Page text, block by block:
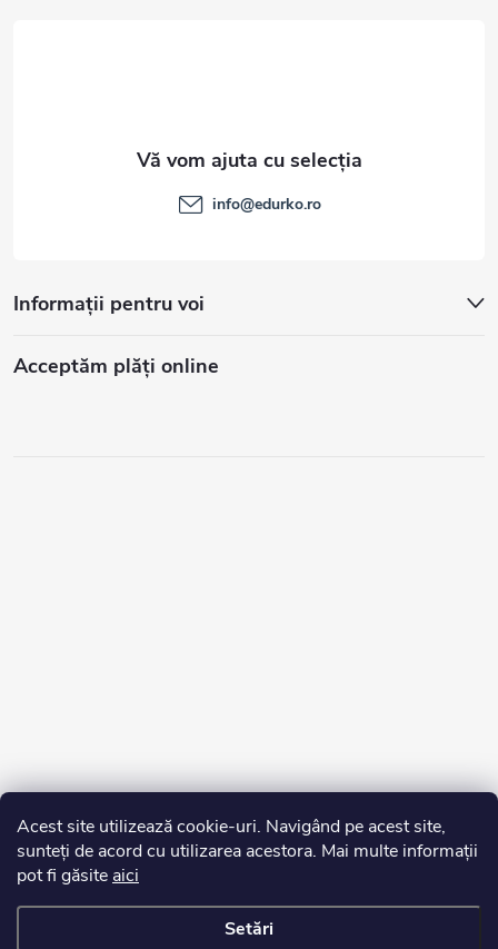
Acest site utilizează cookie-uri. Navigând pe acest site,
sunteți de acord cu utilizarea acestora. Mai multe informații
pot fi găsite aici
Setări
Informații pentru voi
Acceptăm plăţi online
info@edurko.ro